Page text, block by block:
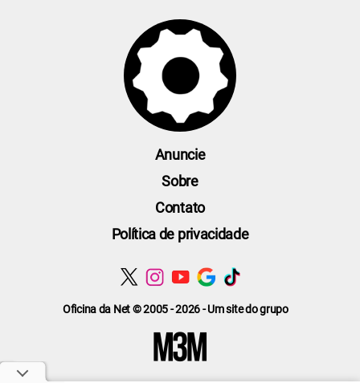
Oficina da Net © 2005 - 2026 - Um site do grupo
Anuncie
Sobre
Contato
Política de privacidade